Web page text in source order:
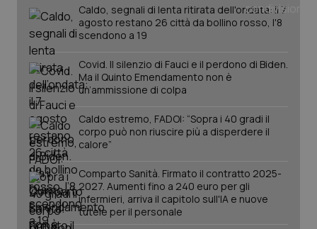
Caldo, segnali di lenta ritirata dell'ondata: il 7
agosto restano 26 città da bollino rosso, l'8
scendono a 19
Covid. Il silenzio di Fauci e il perdono di Biden.
Ma il Quinto Emendamento non è
un’ammissione di colpa
Caldo estremo, FADOI: “Sopra i 40 gradi il
corpo può non riuscire più a disperdere il
calore”
Comparto Sanità. Firmato il contratto 2025-
2027. Aumenti fino a 240 euro per gli
infermieri, arriva il capitolo sull'IA e nuove
tutele per il personale
_ga
Google LLC
.quotidianosanita.it